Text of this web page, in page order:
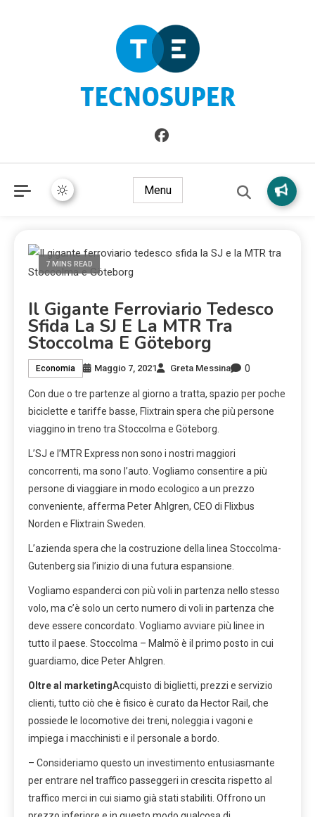
TecnoSuper.net
Informazioni sull'Italia. Seleziona gli argomenti di cui vuoi
saperne di più
Menu
7 MINS READ
Il Gigante Ferroviario Tedesco
Sfida La SJ E La MTR Tra
Stoccolma E Göteborg
Economia Maggio 7, 2021 Greta Messina 0
Con due o tre partenze al giorno a tratta, spazio per poche
biciclette e tariffe basse, Flixtrain spera che più persone
viaggino in treno tra Stoccolma e Göteborg.
L’SJ e l’MTR Express non sono i nostri maggiori
concorrenti, ma sono l’auto. Vogliamo consentire a più
persone di viaggiare in modo ecologico a un prezzo
conveniente, afferma Peter Ahlgren, CEO di Flixbus
Norden e Flixtrain Sweden.
L’azienda spera che la costruzione della linea Stoccolma-
Gutenberg sia l’inizio di una futura espansione.
Vogliamo espanderci con più voli in partenza nello stesso
volo, ma c’è solo un certo numero di voli in partenza che
deve essere concordato. Vogliamo avviare più linee in
tutto il paese. Stoccolma – Malmö è il primo posto in cui
guardiamo, dice Peter Ahlgren.
Oltre al marketingAcquisto di biglietti, prezzi e servizio
clienti, tutto ciò che è fisico è curato da Hector Rail, che
possiede le locomotive dei treni, noleggia i vagoni e
impiega i macchinisti e il personale a bordo.
– Consideriamo questo un investimento entusiasmante
per entrare nel traffico passeggeri in crescita rispetto al
traffico merci in cui siamo già stati stabiliti. Offrono un